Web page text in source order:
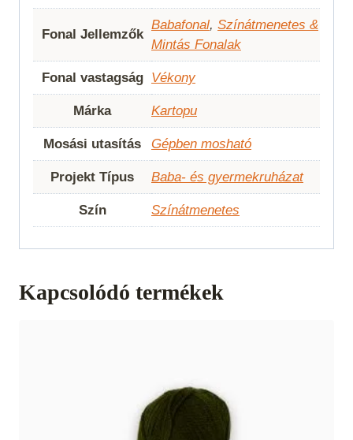
Fonal Jellemzők
Babafonal, Színátmenetes &
Mintás Fonalak
Fonal vastagság Vékony
Márka Kartopu
Mosási utasítás Gépben mosható
Projekt Típus Baba- és gyermekruházat
Szín Színátmenetes
Kapcsolódó termékek